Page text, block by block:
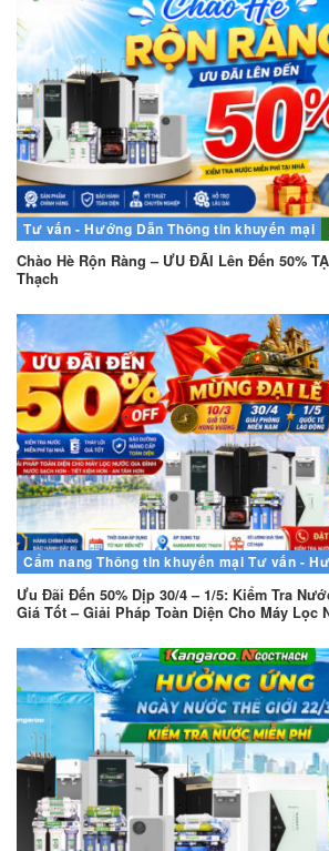
Tư vấn - Hướng Dẫn Thông tin khuyến mại
Chào Hè Rộn Ràng – ƯU ĐÃI Lên Đến 50%
Thạch
Cẩm nang Thông tin khuyến mại Tư vấn -
Ưu Đãi Đến 50% Dịp 30/4 – 1/5: Kiểm Tra
Giá Tốt – Giải Pháp Toàn Diện Cho Máy Lọc